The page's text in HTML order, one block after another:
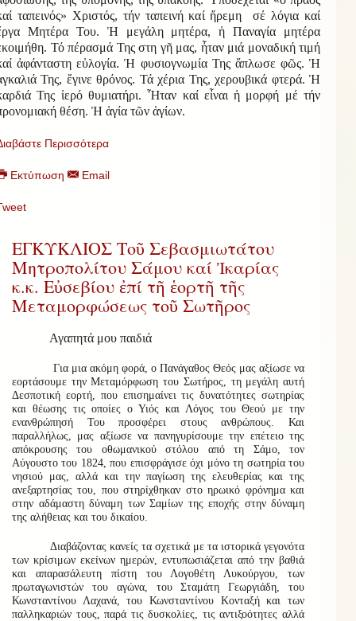
ταπεινός» Χριστός, τήν ταπεινή καί ἤρεμη σέ λόγια καί
Μητέρα Του. Ἡ μεγάλη μητέρα, ἡ Παναγία μητέρα
Τό πέρασμά Της στη γῆ μας, ἦταν μιά μοναδική τιμή
ἀφάνταστη εὐλογία. Ἡ φυσιογνωμία Της ἅπλωσε φῶς. Ἡ
Της, ἔγινε θρόνος. Τά χέρια Της, χερουβικά φτερά. Ἡ
Της ἱερό θυμιατήρι. Ἦταν καί εἶναι ἡ μορφή μέ τήν
θέση. Ἡ ἁγία τῶν ἁγίων.
Περισσότερα
Εκτύπωση Email
ΕΓΚΥΚΛΙΟΣ Τοῦ Σεβασμιωτάτου
Μητροπολίτου Σάμου καί Ἰκαρίας
κ.κ. Εὐσεβίου ἐπί τῆ ἑορτῆ τῆς
Μεταμορφώσεως τοῦ Σωτῆρος
Αγαπητά μου παιδιά
Για μια ακόμη φορά, ο Πανάγαθος Θεός μας αξίωσε να
εορτάσουμε την Μεταμόρφωση του Σωτήρος, τη μεγάλη αυτή
Δεσποτική εορτή, που επισημαίνει τις δυνατότητες σωτηρίας
και θέωσης τις οποίες ο Υιός και Λόγος του Θεού με την
ενανθρώπησή Του προσφέρει στους ανθρώπους. Και
παραλλήλως, μας αξίωσε να πανηγυρίσουμε την επέτειο της
απόκρουσης του οθωμανικού στόλου από τη Σάμο, τον
Αύγουστο του 1824, που επισφράγισε όχι μόνο τη σωτηρία του
νησιού μας, αλλά και την παγίωση της ελευθερίας και της
ανεξαρτησίας του, που στηρίχθηκαν στο ηρωικό φρόνημα και
στην αδάμαστη δύναμη των Σαμίων της εποχής στην δύναμη
της αλήθειας και του δικαίου.
Διαβάζοντας κανείς τα σχετικά με τα ιστορικά γεγονότα
των κρίσιμων εκείνων ημερών, εντυπωσιάζεται από την βαθιά
και απαρασάλευτη πίστη του Λογοθέτη Λυκούργου, των
πρωταγωνιστών του αγώνα, του Σταμάτη Γεωργιάδη, του
Κωνσταντίνου Λαχανά, του Κωνσταντίνου Κονταξή και των
παλληκαριών τους, παρά τις δυσκολίες, τις αντιξοότητες αλλά